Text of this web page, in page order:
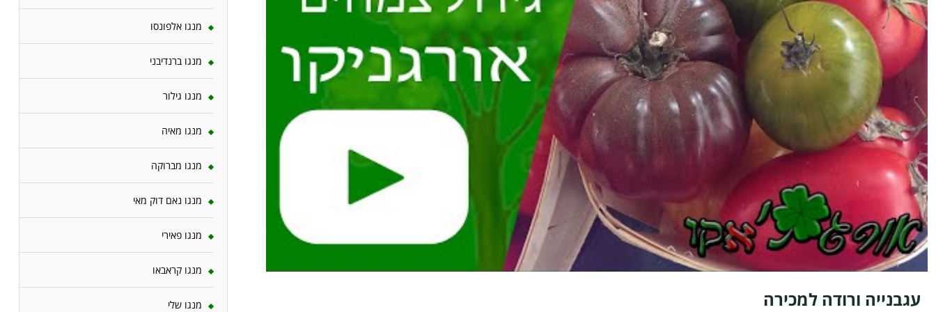
עגבנייה ורודה למכירה
מנגו אלפונסו
מנגו ברנדיבני
מנגו גילור
מנגו מאיה
מנגו מברוקה
מנגו נאם דוק מאי
מנגו פאירי
מנגו קראבאו
מנגו שלי